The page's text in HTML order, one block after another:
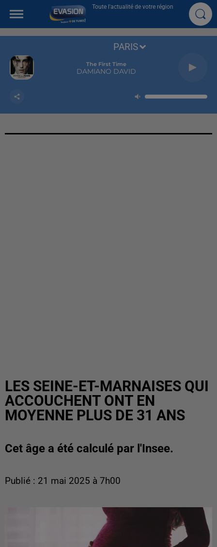
Toute l'actualité de votre région
The First Time
DAMIANO DAVID
PARIS
LES SEINE-ET-MARNAISES QUI
ACCOUCHENT ONT EN
MOYENNE PLUS DE 31 ANS
Cet âge a été calculé par l'Insee.
Publié : 21 mai 2025 à 7h00